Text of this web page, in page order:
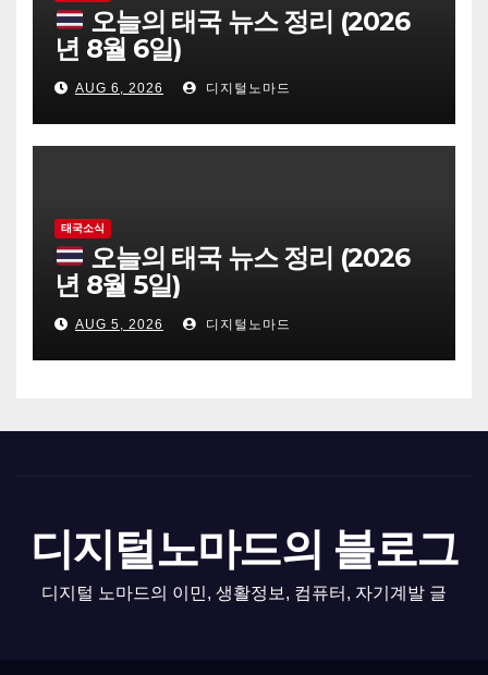
오늘의 태국 뉴스 정리 (2026
년 8월 6일)
AUG 6, 2026 디지털노마드
태국소식
오늘의 태국 뉴스 정리 (2026
년 8월 5일)
AUG 5, 2026 디지털노마드
디지털노마드의 블로그
디지털 노마드의 이민, 생활정보, 컴퓨터, 자기계발 글